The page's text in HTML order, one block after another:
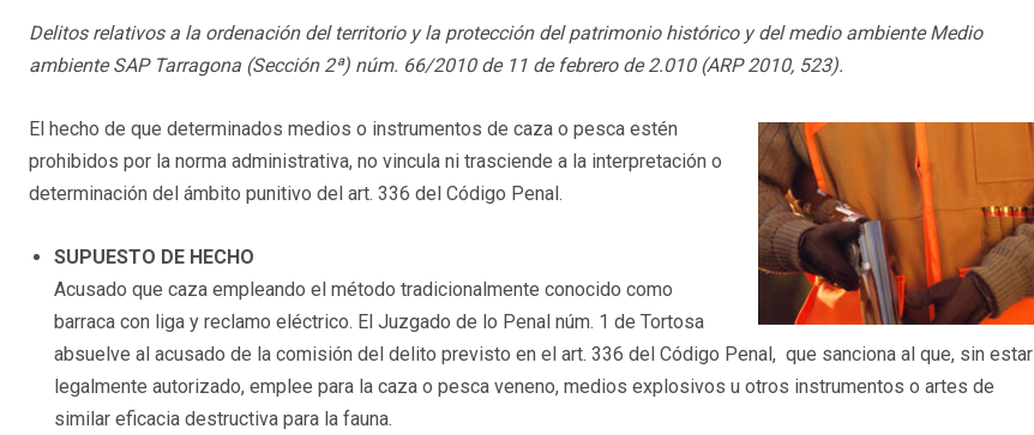
Delitos relativos a la ordenación del territorio y la protección del patrimonio histórico y del medio ambiente Medio
ambiente SAP Tarragona (Sección 2ª) núm. 66/2010 de 11 de febrero de 2.010 (ARP 2010, 523).
El hecho de que determinados medios o instrumentos de caza o pesca estén
prohibidos por la norma administrativa, no vincula ni trasciende a la interpretación o
determinación del ámbito punitivo del art. 336 del Código Penal.
SUPUESTO DE HECHO
Acusado que caza empleando el método tradicionalmente conocido como
barraca con liga y reclamo eléctrico. El Juzgado de lo Penal núm. 1 de Tortosa
absuelve al acusado de la comisión del delito previsto en el art. 336 del Código Penal, que sanciona al que, sin estar
legalmente autorizado, emplee para la caza o pesca veneno, medios explosivos u otros instrumentos o artes de
similar eficacia destructiva para la fauna.